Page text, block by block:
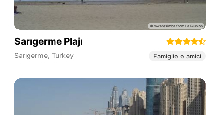
Sarıgerme Plajı
Sarıgerme, Turkey Famiglie e amici